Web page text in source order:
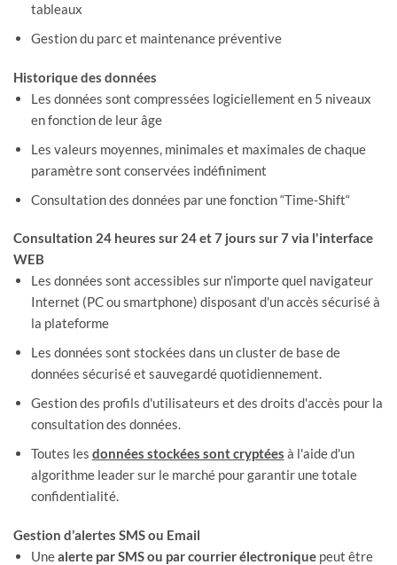
tableaux
Gestion du parc et maintenance préventive
Historique des données
Les données sont compressées logiciellement en 5 niveaux
en fonction de leur âge
Les valeurs moyennes, minimales et maximales de chaque
paramètre sont conservées indéfiniment
Consultation des données par une fonction “Time-Shift“
Consultation 24 heures sur 24 et 7 jours sur 7 via l'interface
WEB
Les données sont accessibles sur n'importe quel navigateur
Internet (PC ou smartphone) disposant d'un accès sécurisé à
la plateforme
Les données sont stockées dans un cluster de base de
données sécurisé et sauvegardé quotidiennement.
Gestion des profils d'utilisateurs et des droits d'accès pour la
consultation des données.
Toutes les données stockées sont cryptées à l'aide d'un
algorithme leader sur le marché pour garantir une totale
confidentialité.
Gestion d’alertes SMS ou Email
Unealerte par SMS ou par courrier électroniquepeut être